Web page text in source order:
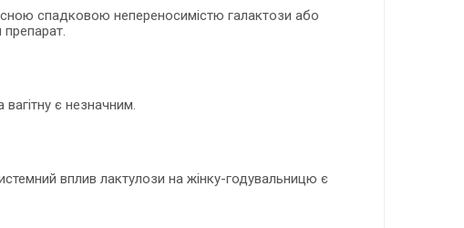
спадковою непереносимістю галактози або
є незначним.
вплив лактулози на жінку-годувальницю є